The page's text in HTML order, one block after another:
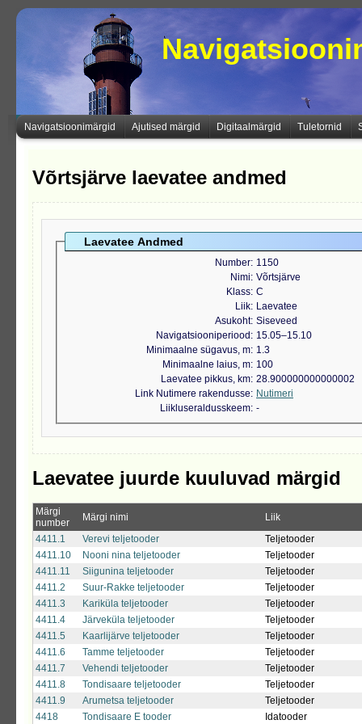
Navigatsioonimärgid Ajutised märgid Digitaalmärgid Tuletornid
Võrtsjärve laevatee andmed
Laevatee Andmed
Number 1150
Nimi Võrtsjärve
Klass C
Liik
Laevatee
Asukoht Siseveed
Navigatsiooniperiood
15.05‒15.10
Minimaalne sügavus, m 1.3
Minimaalne laius, m 100
Laevatee pikkus, km 28.900000000000002
Link Nutimere rakendusse
Nutimeri
Liikluseraldusskeem -
Laevatee juurde kuuluvad märgid
Märgi
number
Märgi nimi
Liik
4411.1
Verevi teljetooder
Teljetooder
4411.10
Nooni nina teljetooder
Teljetooder
4411.11
Siigunina teljetooder
Teljetooder
4411.2
Suur-Rakke teljetooder
Teljetooder
4411.3
Kariküla teljetooder
Teljetooder
4411.4
Järveküla teljetooder
Teljetooder
4411.5
Kaarlijärve teljetooder
Teljetooder
4411.6
Tamme teljetooder
Teljetooder
4411.7
Vehendi teljetooder
Teljetooder
4411.8
Tondisaare teljetooder
Teljetooder
4411.9
Arumetsa teljetooder
Teljetooder
4418
Tondisaare E tooder Idatooder